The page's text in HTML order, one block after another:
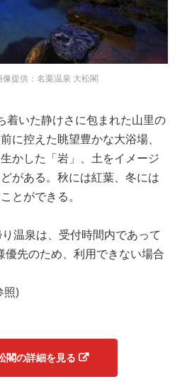
像提供：名栗温泉 大松閣
着いた静けさに包まれた山里の
に控えた眺望豊かな大浴場、
かした「岩」、土をイメージ
がある。秋には紅葉、冬には
とができる。
温泉は、受付時間内であって
優先のため、利用できない場合
照)
閣の詳細を見る